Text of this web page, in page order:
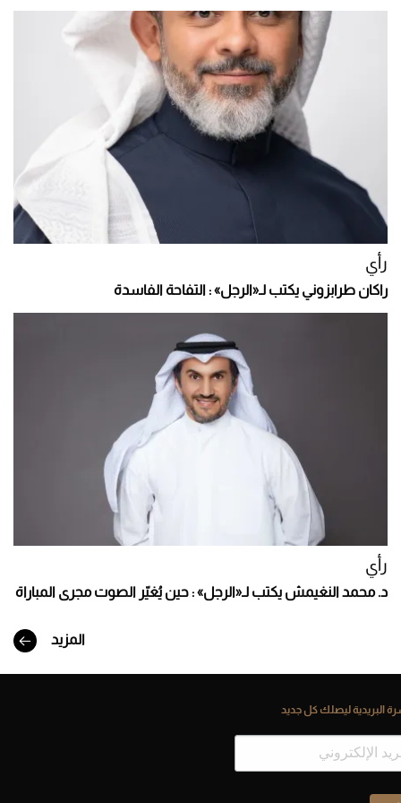
رأي
راكان طرابزوني يكتب لـ«الرجل» : التفاحة الفاسدة
رأي
د. محمد النغيمش يكتب لـ«الرجل» : حين يُغيّر الصوت مجرى المباراة
المزيد
البريدية ليصلك كل جديد